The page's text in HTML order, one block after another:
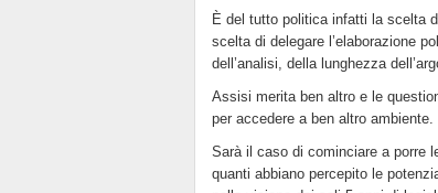
È del tutto politica infatti la scelta
scelta di delegare l’elaborazione
dell’analisi, della lunghezza
Assisi merita ben altro e le
per accedere a ben altro ambiente.
Sarà il caso di cominciare a porre
quanti abbiano percepito le